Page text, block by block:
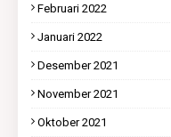
Februari 2022
Januari 2022
Desember 2021
November 2021
Oktober 2021